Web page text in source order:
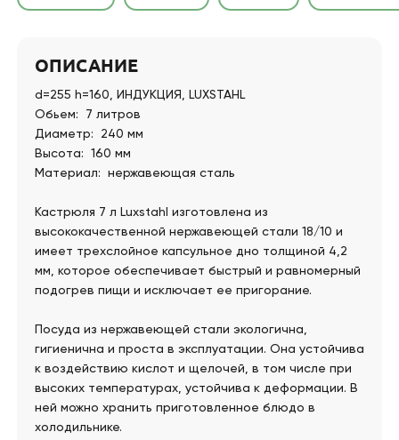
ОПИСАНИЕ
d=255 h=160, ИНДУКЦИЯ, LUXSTAHL
Обьем: 7 литров
Диаметр: 240 мм
Высота: 160 мм
Материал: нержавеющая сталь
Кастрюля 7 л Luxstahl изготовлена из
высококачественной нержавеющей стали 18/10 и
имеет трехслойное капсульное дно толщиной 4,2
мм, которое обеспечивает быстрый и равномерный
подогрев пищи и исключает ее пригорание.
Посуда из нержавеющей стали экологична,
гигиенична и проста в эксплуатации. Она устойчива
к воздействию кислот и щелочей, в том числе при
высоких температурах, устойчива к деформации. В
ней можно хранить приготовленное блюдо в
холодильнике.